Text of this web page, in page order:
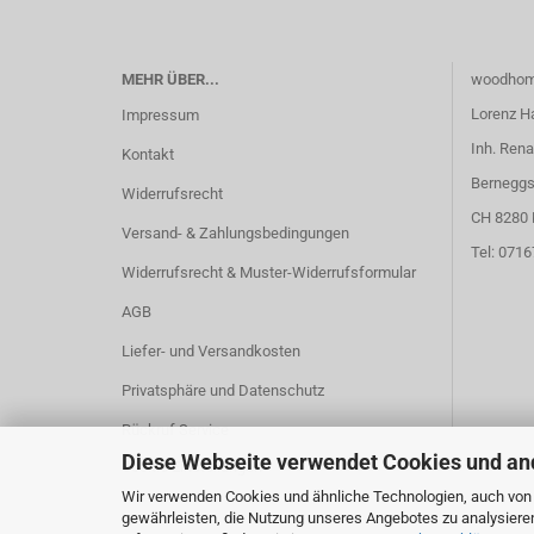
Diese Webseite verwendet Cookies und
Wir verwenden Cookies und ähnliche Technologien, auch
gewährleisten, die Nutzung unseres Angebotes zu
MEHR ÜBER...
Impressum
Kontakt
Widerrufsrecht
Versand- & Zahlungsbedingungen
Widerrufsrecht & Muster-Widerrufsformular
AGB
Liefer- und Versandkosten
Privatsphäre und Datenschutz
Rückruf Service
Cookie Einstellungen
Lorenz
Inh.
CH 8280
Tel: